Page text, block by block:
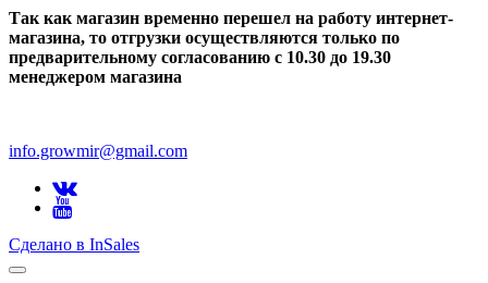
Так как магазин временно перешел на работу интернет-
магазина, то отгрузки осуществляются только по
предварительному согласованию с 10.30 до 19.30
менеджером магазина
info.growmir@gmail.com
Сделано в InSales